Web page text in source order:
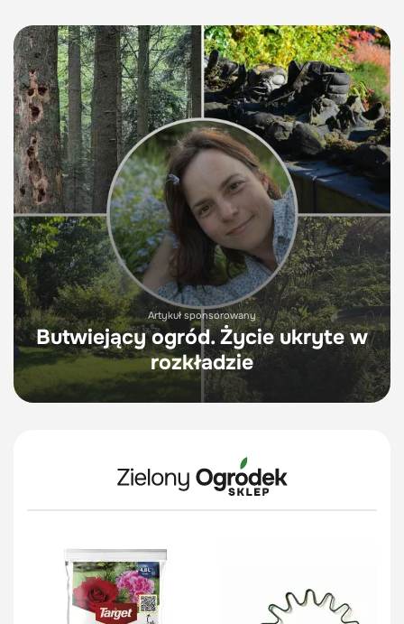
Artykuł sponsorowany
Butwiejący ogród. Życie ukryte w
rozkładzie